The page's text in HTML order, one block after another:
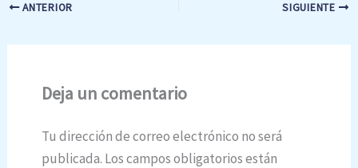
ANTERIOR SIGUIENTE
Deja un comentario
Tu dirección de correo electrónico no será
publicada. Los campos obligatorios están